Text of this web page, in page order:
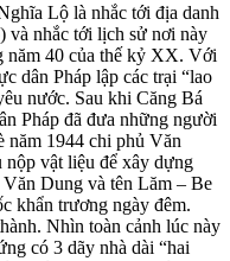
Lộ là nhắc tới địa danh
và nhắc tới lịch sử nơi này
năm 40 của thế kỷ XX. Với
dân Pháp lập các trại “lao
nước. Sau khi Căng Bá
Pháp đã đưa những người
năm 1944 chi phủ Văn
nộp vật liệu để xây dựng
Dung và tên Lăm – Be
khẩn trương ngày đêm.
Nhìn toàn cảnh lúc này
có 3 dãy nhà dài “hai